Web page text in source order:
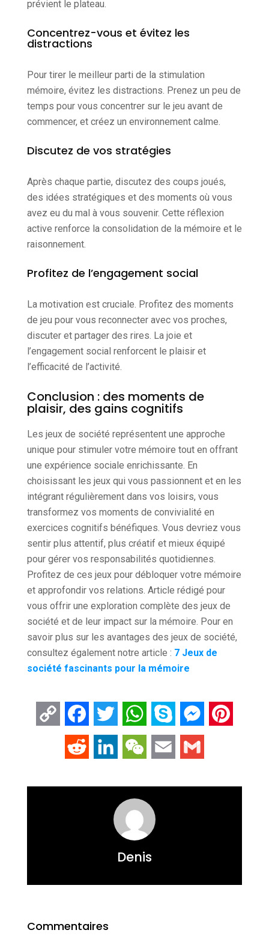
prévient le plateau.
Concentrez-vous et évitez les
distractions
Pour tirer le meilleur parti de la stimulation
mémoire, évitez les distractions. Prenez un peu de
temps pour vous concentrer sur le jeu avant de
commencer, et créez un environnement calme.
Discutez de vos stratégies
Après chaque partie, discutez des coups joués,
des idées stratégiques et des moments où vous
avez eu du mal à vous souvenir. Cette réflexion
active renforce la consolidation de la mémoire et le
raisonnement.
Profitez de l’engagement social
La motivation est cruciale. Profitez des moments
de jeu pour vous reconnecter avec vos proches,
discuter et partager des rires. La joie et
l’engagement social renforcent le plaisir et
l’efficacité de l’activité.
Conclusion : des moments de
plaisir, des gains cognitifs
Les jeux de société représentent une approche
unique pour stimuler votre mémoire tout en offrant
une expérience sociale enrichissante. En
choisissant les jeux qui vous passionnent et en les
intégrant régulièrement dans vos loisirs, vous
transformez vos moments de convivialité en
exercices cognitifs bénéfiques. Vous devriez vous
sentir plus attentif, plus créatif et mieux équipé
pour gérer vos responsabilités quotidiennes.
Profitez de ces jeux pour débloquer votre mémoire
et approfondir vos relations. Article rédigé pour
vous offrir une exploration complète des jeux de
société et de leur impact sur la mémoire. Pour en
savoir plus sur les avantages des jeux de société,
consultez également notre article : 7 Jeux de
société fascinants pour la mémoire
Copy
Link
FacebookTwitter WhatsApp
Skype Messenger
Reddit LinkedInWeChat Email
Denis
Commentaires